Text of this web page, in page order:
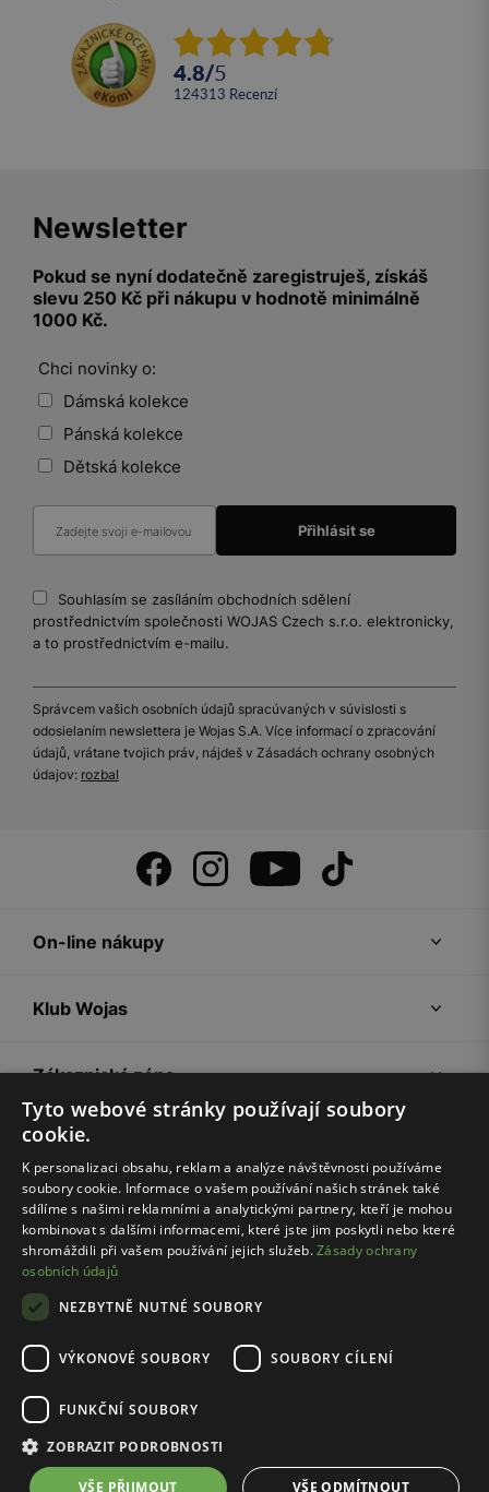
4.8/5
124313 recenzí
Newsletter
Pokud se nyní dodatečně zaregistruješ, získáš
slevu 250 Kč při nákupu v hodnotě minimálně
1000 Kč.
Chci novinky o:
Dámská kolekce
Pánská kolekce
Dětská kolekce
Souhlasím se zasíláním obchodních sdělení
prostřednictvím společnosti WOJAS Czech s.r.o. elektronicky,
a to prostřednictvím e-mailu.
Správcem vašich osobních údajů spracúvaných v súvislosti s
odosielaním newslettera je Wojas S.A. Více informací o zpracování
údajů, vrátane tvojich práv, nájdeš v Zásadách ochrany osobných
údajov: rozbal
On-line nákupy
Klub Wojas
Zákaznická zóna
Společnost Wojas
Rady
© Wojas 2026
Pravidla e-shopu
Zásady ochrany osobních údajů
Tyto webové stránky používají soubory
cookie.
K personalizaci obsahu, reklam a analýze návštěvnosti používáme
soubory cookie. Informace o vašem používání našich stránek také
sdílíme s našimi reklamními a analytickými partnery, kteří je mohou
kombinovat s dalšími informacemi, které jste jim poskytli nebo které
shromáždili při vašem používání jejich služeb.Zásady ochrany
osobních údajů
NEZBYTNĚ NUTNÉ SOUBORY
VÝKONOVÉ SOUBORY SOUBORY CÍLENÍ
FUNKČNÍ SOUBORY
ZOBRAZIT PODROBNOSTI
VŠE PŘIJMOUT VŠE ODMÍTNOUT